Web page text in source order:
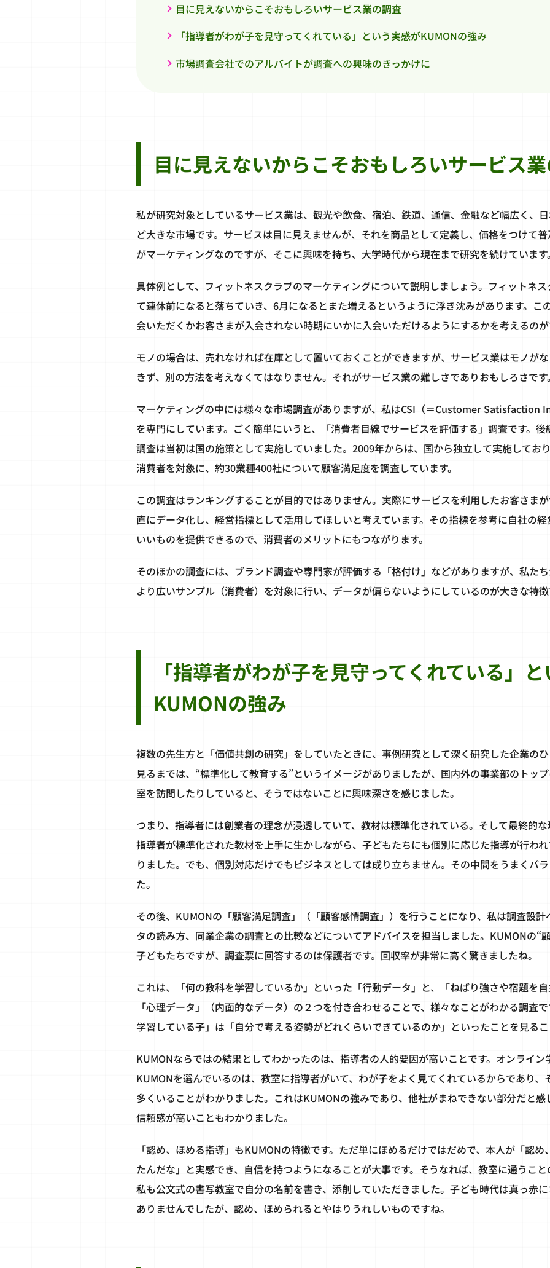
目に見えないからこそおもしろいサービス業の調査
「指導者がわが子を見守ってくれている」という実感がKUMONの強み
市場調査会社でのアルバイトが調査への興味のきっかけに
目に見えないからこそおもしろいサービス
私が研究対象としているサービス業は、観光や飲食、宿泊、鉄道、通信、金融など幅広く、
ど大きな市場です。サービスは目に見えませんが、それを商品として定義し、価格をつけ
がマーケティングなのですが、そこに興味を持ち、大学時代から現在まで研究を続けています
具体例として、フィットネスクラブのマーケティングについて説明しましょう。フィットネ
て連休前になると落ちていき、6月になるとまた増えるというように浮き沈みがあります。こ
会いただくかお客さまが入会されない時期にいかに入会いただけるようにするかを考えるの
モノの場合は、売れなければ在庫として置いておくことができますが、サービス業はモノが
きず、別の方法を考えなくてはなりません。それがサービス業の難しさでありおもしろさです
マーケティングの中には様々な市場調査がありますが、私はCSI（＝Customer Satisfaction
を専門にしています。ごく簡単にいうと、「消費者目線でサービスを評価する」調査です。
調査は当初は国の施策として実施していました。2009年からは、国から独立して実施してお
消費者を対象に、約30業種400社について顧客満足度を調査しています。
この調査はランキングすることが目的ではありません。実際にサービスを利用したお客さま
直にデータ化し、経営指標として活用してほしいと考えています。その指標を参考に自社の
いいものを提供できるので、消費者のメリットにもつながります。
そのほかの調査には、ブランド調査や専門家が評価する「格付け」などがありますが、私た
より広いサンプル（消費者）を対象に行い、データが偏らないようにしているのが大きな特
「指導者がわが子を見守ってくれている」
KUMONの強み
複数の先生方と「価値共創の研究」をしていたときに、事例研究として深く研究した企業の
見るまでは、“標準化して教育する”というイメージがありましたが、国内外の事業部のトッ
室を訪問したりしていると、そうではないことに興味深さを感じました。
つまり、指導者には創業者の理念が浸透していて、教材は標準化されている。そして最終的
指導者が標準化された教材を上手に生かしながら、子どもたちにも個別に応じた指導が行わ
りました。でも、個別対応だけでもビジネスとしては成り立ちません。その中間をうまくバ
た。
その後、KUMONの「顧客満足調査」（「顧客感情調査」）を行うことになり、私は調査設
タの読み方、同業企業の調査との比較などについてアドバイスを担当しました。KUMONの“
子どもたちですが、調査票に回答するのは保護者です。回収率が非常に高く驚きましたね。
これは、「何の教科を学習しているか」といった「行動データ」と、「ねばり強さや宿題を
「心理データ」（内面的なデータ）の２つを付き合わせることで、様々なことがわかる調査
学習している子」は「自分で考える姿勢がどれくらいできているのか」といったことを見る
KUMONならではの結果としてわかったのは、指導者の人的要因が高いことです。オンライン
KUMONを選んでいるのは、教室に指導者がいて、わが子をよく見てくれているからであり
多くいることがわかりました。これはKUMONの強みであり、他社がまねできない部分だと感
信頼感が高いこともわかりました。
「認め、ほめる指導」もKUMONの特徴です。ただ単にほめるだけではだめで、本人が「認
たんだな」と実感でき、自信を持つようになることが大事です。そうなれば、教室に通うこ
私も公文式の書写教室で自分の名前を書き、添削していただきました。子ども時代は真っ赤
ありませんでしたが、認め、ほめられるとやはりうれしいものですね。